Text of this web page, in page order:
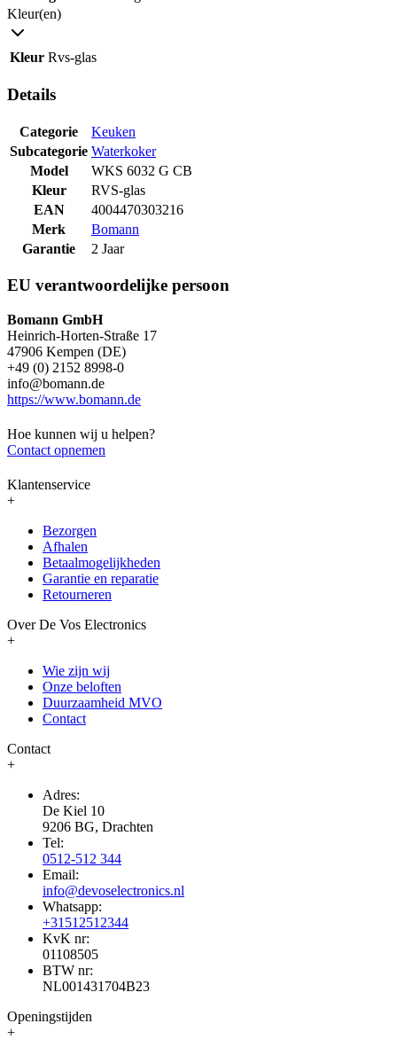
Kleur(en)
Kleur Rvs-glas
Details
Categorie
Keuken
Subcategorie Waterkoker
Model
WKS 6032 G CB
Kleur
RVS-glas
EAN
4004470303216
Merk
Bomann
Garantie
2 Jaar
EU verantwoordelijke persoon
Bomann GmbH
Heinrich-Horten-Straße 17
47906 Kempen (DE)
+49 (0) 2152 8998-0
info@bomann.de
https://www.bomann.de
Hoe kunnen wij u helpen?
Contact opnemen
Klantenservice
+
Bezorgen
Afhalen
Betaalmogelijkheden
Garantie en reparatie
Retourneren
Over De Vos Electronics
+
Wie zijn wij
Onze beloften
Duurzaamheid MVO
Contact
Contact
+
Adres:
De Kiel 10
9206 BG, Drachten
Tel:
0512-512 344
Email:
info@devoselectronics.nl
Whatsapp:
+31512512344
KvK nr:
01108505
BTW nr:
NL001431704B23
Openingstijden
+